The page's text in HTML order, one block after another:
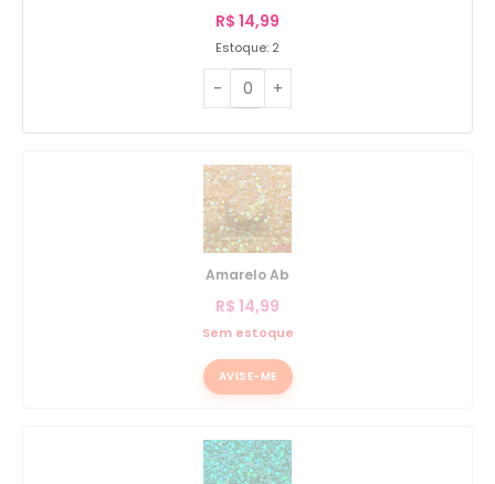
R$ 14,99
Estoque: 2
Amarelo Ab
R$ 14,99
Sem estoque
AVISE-ME